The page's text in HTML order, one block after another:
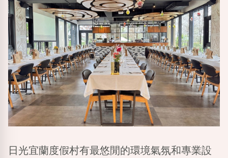
日光宜蘭度假村有最悠閒的環境氣氛和專業設